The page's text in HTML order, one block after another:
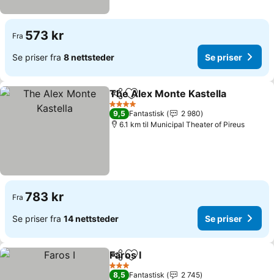
Fra 573 kr
Se priser fra 8 nettsteder Se priser
Del Legg til i favoritter
The Alex Monte Kastella
4 Stjerner
9,5 Fantastisk
2 980
6.1 km til Municipal Theater of Pireus
Fra 783 kr
Se priser fra 14 nettsteder Se priser
Del Legg til i favoritter
Faros I
3 Stjerner
8,5 Fantastisk
2 745